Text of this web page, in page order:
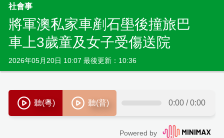
社會事
將軍澳私家車剷石壆後撞旅巴
車上3歲童及女子受傷送院
2026年05月20日 10:07 最後更新：10:36